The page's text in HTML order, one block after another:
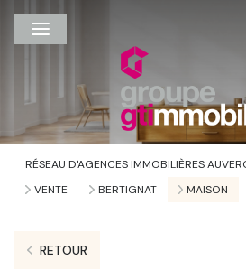
RÉSEAU D'AGENCES IMMOBILIÈRES
VENTE
BERTIGNAT MAISON
RETOUR